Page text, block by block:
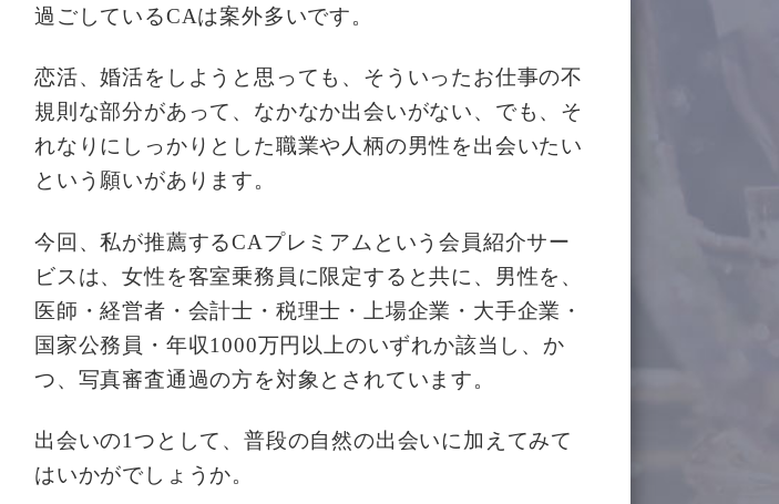
過ごしているCAは案外多いです。
恋活、婚活をしようと思っても、そういったお仕事の不
規則な部分があって、なかなか出会いがない、でも、そ
れなりにしっかりとした職業や人柄の男性を出会いたい
という願いがあります。
今回、私が推薦するCAプレミアムという会員紹介サー
ビスは、女性を客室乗務員に限定すると共に、男性を、
医師・経営者・会計士・税理士・上場企業・大手企業・
国家公務員・年収1000万円以上のいずれか該当し、か
つ、写真審査通過の方を対象とされています。
出会いの1つとして、普段の自然の出会いに加えてみて
はいかがでしょうか。